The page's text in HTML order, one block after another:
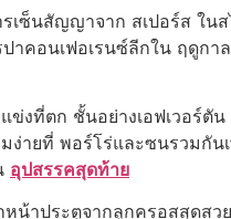
รเซ็นสัญญาจาก สเปอร์ส ใ
คอนเฟอเรนซ์ลีกใน ฤดูก
งที่ตก ชั้นอย่างเอฟเวอร์ตั
ายที่ พอร์โร่และซนรวมกั
อุปสรรคสุดท้าย
น้าประตูจากลูกครอสสุดส